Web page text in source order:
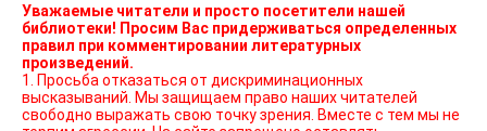
Уважаемые читатели и просто посетители нашей
библиотеки! Просим Вас придерживаться определенных
правил при комментировании литературных
произведений.
1. Просьба отказаться от дискриминационных
высказываний. Мы защищаем право наших читателей
свободно выражать свою точку зрения. Вместе с тем мы не